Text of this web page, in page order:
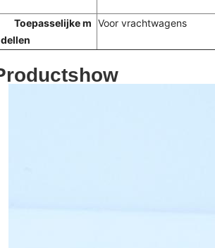
Toepasselijke m Voor vrachtwagens